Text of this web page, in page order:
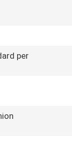
per